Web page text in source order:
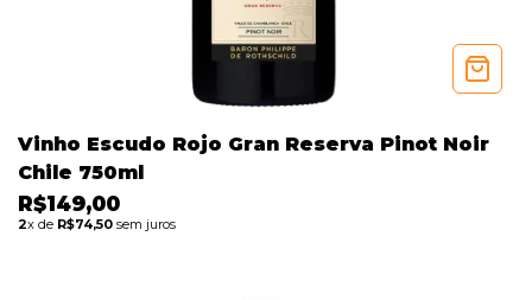
Vinho Escudo Rojo Gran Reserva Pinot Noir
Chile 750ml
R$149,00
2x de R$74,50 sem juros